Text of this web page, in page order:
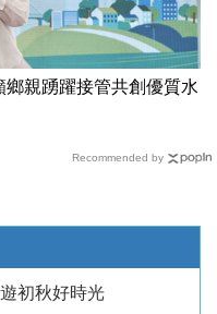
親踴躍接管共創優質水
Recommended by
初秋好時光